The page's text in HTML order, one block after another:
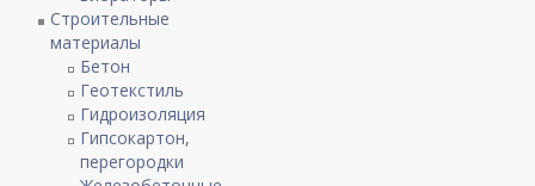
Строительные
материалы
Бетон
Геотекстиль
Гидроизоляция
Гипсокартон,
перегородки